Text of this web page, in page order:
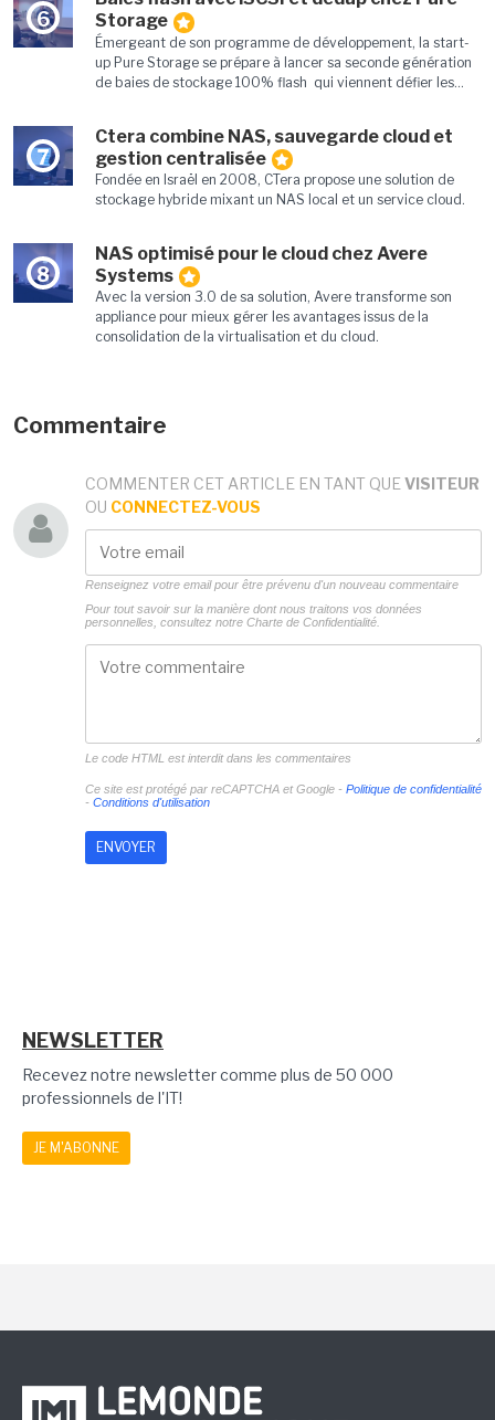
6
Storage
Émergeant de son programme de développement, la start-
up Pure Storage se prépare à lancer sa seconde génération
de baies de stockage 100% flash qui viennent défier les...
7
Ctera combine NAS, sauvegarde cloud et
gestion centralisée
Fondée en Israël en 2008, CTera propose une solution de
stockage hybride mixant un NAS local et un service cloud.
8
NAS optimisé pour le cloud chez Avere
Systems
Avec la version 3.0 de sa solution, Avere transforme son
appliance pour mieux gérer les avantages issus de la
consolidation de la virtualisation et du cloud.
Commentaire
COMMENTER CET ARTICLE EN TANT QUE VISITEUR
OU CONNECTEZ-VOUS
Renseignez votre email pour être prévenu d'un nouveau commentaire
Pour tout savoir sur la manière dont nous traitons vos données
personnelles, consultez notre Charte de Confidentialité.
Le code HTML est interdit dans les commentaires
Ce site est protégé par reCAPTCHA et Google - Politique de confidentialité
- Conditions d'utilisation
NEWSLETTER
Recevez notre newsletter comme plus de 50 000
professionnels de l'IT!
JE M'ABONNE